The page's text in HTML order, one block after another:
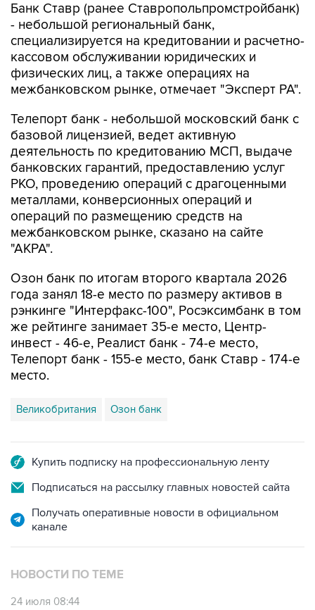
Банк Ставр (ранее Ставропольпромстройбанк)
- небольшой региональный банк,
специализируется на кредитовании и расчетно-
кассовом обслуживании юридических и
физических лиц, а также операциях на
межбанковском рынке, отмечает "Эксперт РА".
Телепорт банк - небольшой московский банк с
базовой лицензией, ведет активную
деятельность по кредитованию МСП, выдаче
банковских гарантий, предоставлению услуг
РКО, проведению операций с драгоценными
металлами, конверсионных операций и
операций по размещению средств на
межбанковском рынке, сказано на сайте
"АКРА".
Озон банк по итогам второго квартала 2026
года занял 18-е место по размеру активов в
рэнкинге "Интерфакс-100", Росэксимбанк в том
же рейтинге занимает 35-е место, Центр-
инвест - 46-е, Реалист банк - 74-е место,
Телепорт банк - 155-е место, банк Ставр - 174-е
место.
Великобритания Озон банк
Купить подписку на профессиональную ленту
Подписаться на рассылку главных новостей сайта
Получать оперативные новости в официальном
канале
НОВОСТИ ПО ТЕМЕ
24 июля 08:44